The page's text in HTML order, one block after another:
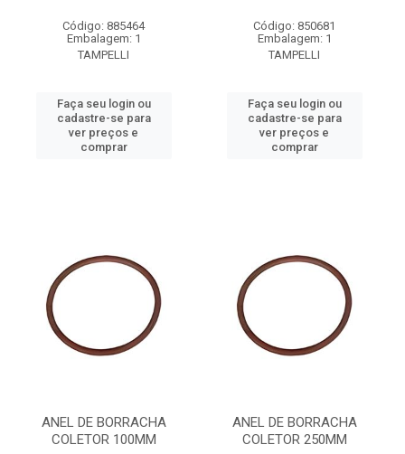
Código: 885464
Embalagem: 1
TAMPELLI
Faça seu login ou
cadastre-se para
ver preços e
comprar
Código: 850681
Embalagem: 1
TAMPELLI
Faça seu login ou
cadastre-se para
ver preços e
comprar
ANEL DE BORRACHA
COLETOR 100MM
ANEL DE BORRACHA
COLETOR 250MM